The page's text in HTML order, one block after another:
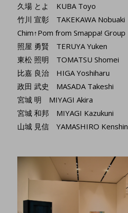
久場 とよ KUBA Toyo
竹川 宣彰 TAKEKAWA Nobuaki
Chim↑Pom from Smappa! Group
照屋 勇賢 TERUYA Yuken
東松 照明 TOMATSU Shomei
比嘉 良治 HIGA Yoshiharu
政田 武史 MASADA Takeshi
宮城 明 MIYAGI Akira
宮城 和邦 MIYAGI Kazukuni
山城 見信 YAMASHIRO Kenshin